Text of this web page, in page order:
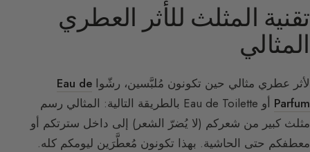
تقنية المثلث للأثر العطري
المثالي
لأثر عطري مثالي حين تكونون مُلبَّسين، رشّوا Eau de
Parfum
أو Eau de Toilette بالطريقة التالية: المثالي رسم
مثلث كبير من شعركم (لا يُضرّ الشعر) إلى داخل سترتكم أو
معطفكم حتى الحاشية. بهذا تكونون مُعطَّرَين ليومكم كله.